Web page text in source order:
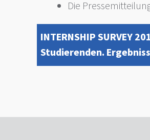
Die
INTERNSHIP SURVEY
Studierenden.